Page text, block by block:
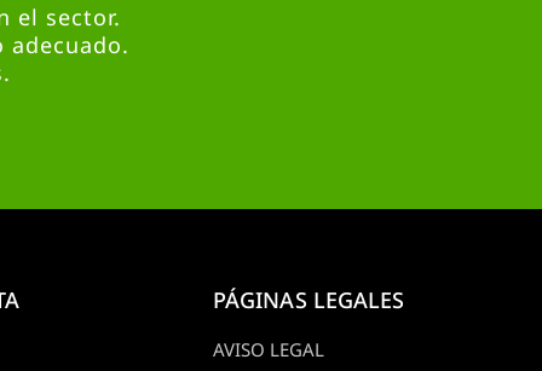
el sector.
PÁGINAS LEGALES
AVISO LEGAL